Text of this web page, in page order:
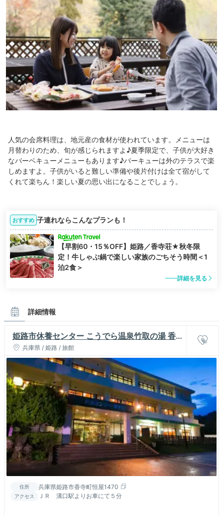
人気の会席料理は、地元産の食材が使われています。メニューは
月替わりのため、旬が感じられますよ♪夏季限定で、子供が大好き
なバーベキューメニューもあります♪バーキューは外のテラスで楽
しめますよ。子供がいると難しい準備や後片付けは全て宿がして
くれて楽ちん！楽しい夏の思い出になることでしょう。
おすすめ 子連れならこんなプランも！
【早割60・15％OFF】姫路／香寺荘★秋冬限
定！牛しゃぶ鍋で楽しい家族のごちそう時間＜1
泊2食＞
詳細を見る
詳細情報
姫路市休養センター こうでら温泉竹取の湯 香
寺荘兵庫県 / 姫路 / 旅館
住所 兵庫県姫路市香寺町恒屋1470
アクセス ＪＲ 溝口駅よりお車にて５分